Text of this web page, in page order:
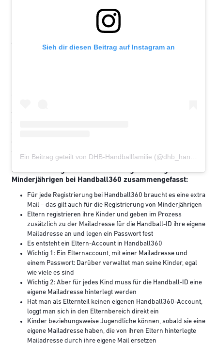
Sieh dir diesen Beitrag auf Instagram an
Ein Beitrag geteilt von DHB-Handballfamilie (@dhb_handballfamilie)
Wichtige Punkte für das Abschließen des
an dieser Stelle ein Foto der Geburtsurkunde abfotografiert und
wird nicht gespeichert. Am Ende des Registrierungsprozesses
wird eine Bestätigungsmail an die Adresse der Handball-ID – nicht
an die Mail des Elternaccounts – geschickt. Mit dem gesendeten
Code kann die Anmeldung bei Handball360 abgeschlossen
werden.
Hier die wichtigsten Punkte zur Registrierung von
Minderjährigen bei Handball360 zusammengefasst:
Für jede Registrierung bei Handball360 braucht es eine extra
Mail – das gilt auch für die Registrierung von Minderjährigen
Eltern registrieren ihre Kinder und geben im Prozess
zusätzlich zu der Mailadresse für die Handball-ID ihre eigene
Mailadresse an und legen ein Passwort fest
Es entsteht ein Eltern-Account in Handball360
Wichtig 1: Ein Elternaccount, mit einer Mailadresse und
einem Passwort: Darüber verwaltet man seine Kinder, egal
wie viele es sind
Wichtig 2: Aber für jedes Kind muss für die Handball-ID eine
eigene Mailadresse hinterlegt werden
Hat man als Elternteil keinen eigenen Handball360-Account,
loggt man sich in den Elternbereich direkt ein
Kinder beziehungsweise Jugendliche können, sobald sie eine
eigene Mailadresse haben, die von ihren Eltern hinterlegte
Mailadresse durch ihre eigene Mail ersetzen